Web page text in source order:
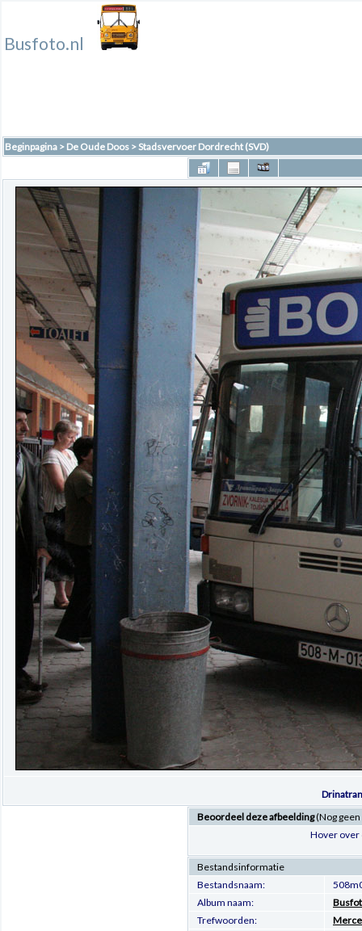
Busfoto.nl
Beginpagina > De Oude Doos >Stadsvervoer Dordrecht (SVD)
Beoordeel deze afbeelding(Nog
Hover over
Bestandsinformatie
Bestandsnaam:
Album naam:
Trefwoorden: